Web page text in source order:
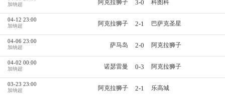
加纳超 阿克拉狮子 3-0 科图科
04-12 23:00
加纳超 阿克拉狮子 2-1 巴萨克圣星
04-06 23:00
加纳超 萨马岛 2-0 阿克拉狮子
04-02 00:00
加纳超 诺瑟雷曼 0-3 阿克拉狮子
03-23 23:00
加纳超 阿克拉狮子 2-1 乐高城